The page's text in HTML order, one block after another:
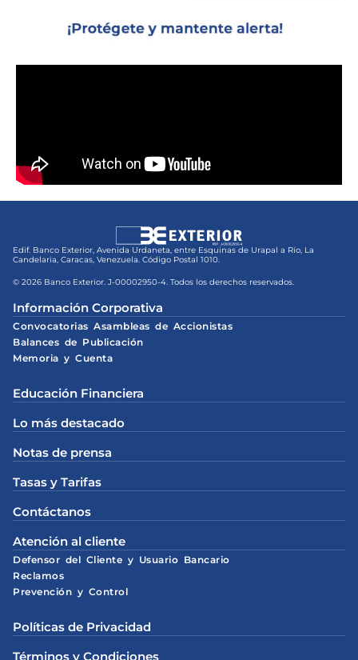
Edif. Banco Exterior, Avenida Urdaneta, entre Esquinas de Urapal a Río, La
Candelaria, Caracas, Venezuela. Código Postal 1010.
© 2026 Banco Exterior. J-00002950-4. Todos los derechos reservados.
Información Corporativa
Convocatorias Asambleas de Accionistas
Balances de Publicación
Memoria y Cuenta
Educación Financiera
Lo más destacado
Notas de prensa
Tasas y Tarifas
Contáctanos
Atención al cliente
Defensor del Cliente y Usuario Bancario
Reclamos
Prevención y Control
Políticas de Privacidad
Términos y Condiciones